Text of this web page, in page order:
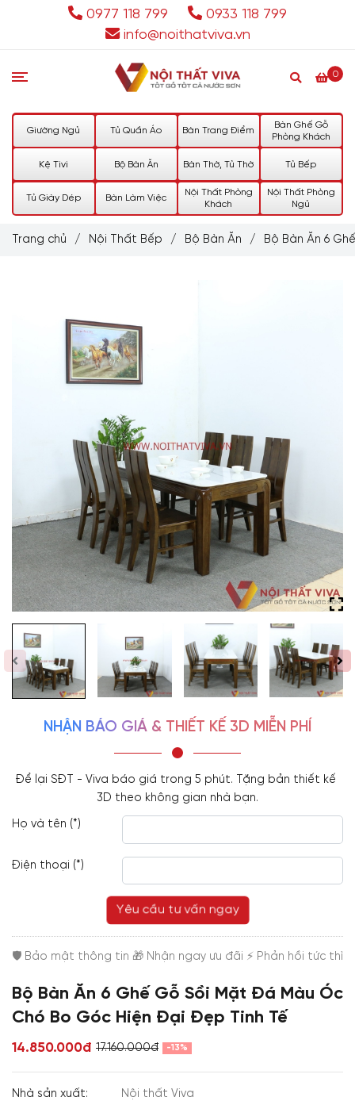
0977 118 799
0933 118 799
info@noithatviva.vn
0
Giường Ngủ Tủ Quần Áo Bàn Trang Điểm
Bàn Ghế Gỗ
Phòng Khách
Kệ Tivi Bộ Bàn Ăn Bàn Thờ, Tủ Thờ Tủ Bếp
Tủ Giày Dép Bàn Làm Việc
Nội Thất Phòng
Khách
Nội Thất Phòng
Ngủ
Trang chủ / Nội Thất Bếp / Bộ Bàn Ăn / Bộ Bàn Ăn 6 Ghế
NHẬN BÁO GIÁ & THIẾT KẾ 3D MIỄN PHÍ
Để lại SĐT - Viva báo giá trong 5 phút. Tặng bản thiết kế
3D theo không gian nhà bạn.
Họ và tên (*)
Điện thoại (*)
Yêu cầu tư vấn ngay
Bộ Bàn Ăn 6 Ghế Gỗ Sồi Mặt Đá Màu Óc
Chó Bo Góc Hiện Đại Đẹp Tinh Tế
14.850.000đ 17.160.000đ -13%
Nhà sản xuất: Nội thất Viva